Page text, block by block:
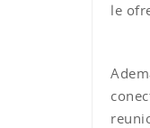
le